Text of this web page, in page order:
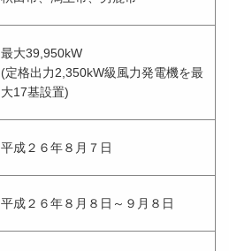
最大39,950kW
(定格出力2,350kW級風力発電機を最
大17基設置)
平成２６年８月７日
平成２６年８月８日～９月８日